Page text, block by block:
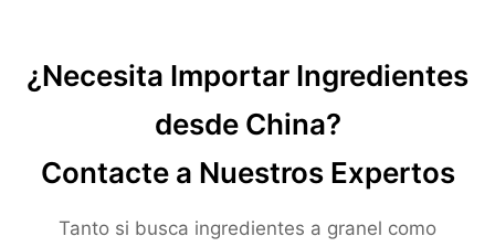
¿Necesita Importar Ingredientes
desde China?
Contacte a Nuestros Expertos
Tanto si busca ingredientes a granel como